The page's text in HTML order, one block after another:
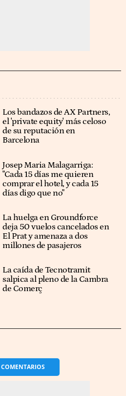
Los bandazos de AX Partners,
el 'private equity' más celoso
de su reputación en
Barcelona
​​Josep Maria Malagarriga:
"Cada 15 días me quieren
comprar el hotel, y cada 15
días digo que no"
La huelga en Groundforce
deja 50 vuelos cancelados en
El Prat y amenaza a dos
millones de pasajeros
La caída de Tecnotramit
salpica al pleno de la Cambra
de Comerç
COMENTARIOS